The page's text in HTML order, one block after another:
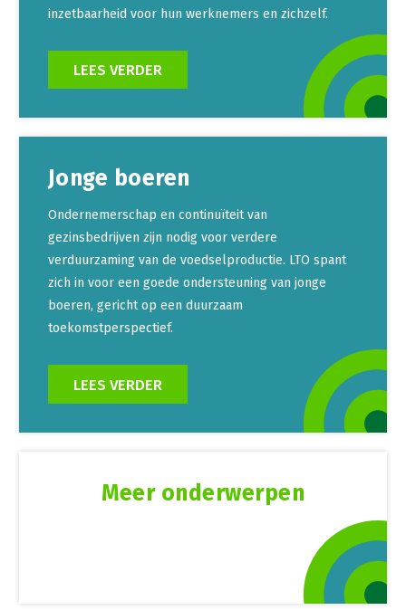
inzetbaarheid voor hun werknemers en zichzelf.
LEES VERDER
Jonge boeren
Ondernemerschap en continuïteit van
gezinsbedrijven zijn nodig voor verdere
verduurzaming van de voedselproductie. LTO spant
zich in voor een goede ondersteuning van jonge
boeren, gericht op een duurzaam
toekomstperspectief.
LEES VERDER
Meer onderwerpen